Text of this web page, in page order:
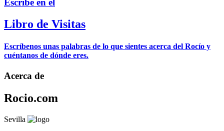
Libro de Visitas
Escríbenos unas palabras de lo que sientes acerca del Rocío y
cuéntanos de dónde eres.
Acerca de
Rocio.com
Sevilla